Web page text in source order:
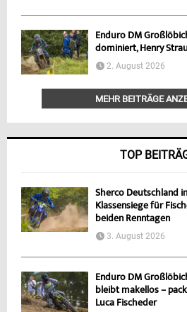
Enduro DM
dominiert, Henry
2. August 2026
MEHR BEITRÄGE
TOP
Sherco Deutschland
Klassensiege für
beiden Renntagen
3. August 2026
Enduro DM
bleibt makellos –
Luca Fischeder